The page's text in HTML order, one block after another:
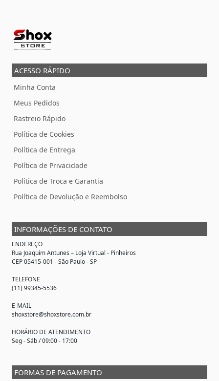
ACESSO RÁPIDO
Minha Conta
Meus Pedidos
Rastreio Rápido
Política de Cookies
Política de Entrega
Política de Privacidade
Política de Troca e Garantia
Política de Devolução e Reembolso
INFORMAÇÕES DE CONTATO
ENDEREÇO
Rua Joaquim Antunes – Loja Virtual - Pinheiros
CEP 05415-001 - São Paulo - SP
TELEFONE
(11) 99345-5536
E-MAIL
shoxstore@shoxstore.com.br
HORÁRIO DE ATENDIMENTO
Seg - Sáb / 09:00 - 17:00
FORMAS DE PAGAMENTO